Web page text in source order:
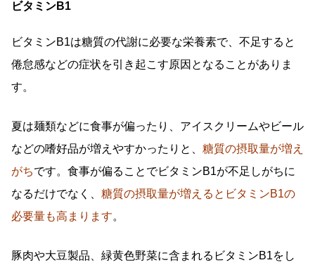
ビタミンB1
ビタミンB1は糖質の代謝に必要な栄養素で、不足すると
倦怠感などの症状を引き起こす原因となることがありま
す。
夏は麺類などに食事が偏ったり、アイスクリームやビール
などの嗜好品が増えやすかったりと、 糖質の摂取量が増え
がちです。食事が偏ることでビタミンB1が不足しがちに
なるだけでなく、 糖質の摂取量が増えるとビタミンB1の
必要量も高まります。
豚肉や大豆製品、緑黄色野菜に含まれるビタミンB1をし